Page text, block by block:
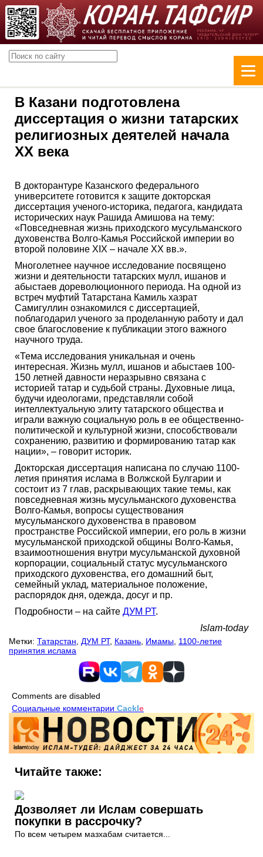
В Казани подготовлена
диссертация о жизни татарских
религиозных деятелей начала
XX века
В докторантуре Казанского федерального
университете готовится к защите докторская
диссертация ученого-историка, педагога, кандидата
исторических наук Рашида Амишова на тему:
«Повседневная жизнь приходского мусульманского
духовенства Волго-Камья Российской империи во
второй половине XIX – начале XX вв.».
Многолетнее научное исследование посвящено
жизни и деятельности татарских мулл, ишанов и
абыстаев дореволюционного периода. На одной из
встреч муфтий Татарстана Камиль хазрат
Самигуллин ознакомился с диссертацией,
поблагодарил ученого за проделанную работу и дал
свое благословение к публикации этого важного
научного труда.
«Тема исследования уникальная и очень
интересная. Жизнь мулл, ишанов и абыстаев 100-
150 летней давности неразрывно связана с
историей татар и судьбой страны. Духовные лица,
будучи идеологами, представляли собой
интеллектуальную элиту татарского общества и
играли важную социальную роль в ее общественно-
политической и культурной жизни, способствовали
сохранению, развитию и формированию татар как
нации», – говорит историк.
Докторская диссертация написана по случаю 1100-
летия принятия ислама в Волжской Булгарии и
состоит из 7 глав, раскрывающих такие темы, как
повседневная жизнь мусульманского духовенства
Волго-Камья, вопросы существования
мусульманского духовенства в правовом
пространстве Российской империи, его роль в жизни
мусульманской приходской общины Волго-Камья,
взаимоотношения внутри мусульманской духовной
корпорации, социальный статус мусульманского
приходского духовенства, его домашний быт,
семейный уклад, материальное положение,
распорядок дня, одежда, досуг и пр.
Подробности – на сайте ДУМ РТ.
Islam-today
Метки: Татарстан ДУМ РТ, Казань Имамы 1100-летие
принятия ислама
Comments are disabled
Социальные комментарии Cackle
Читайте также:
Дозволяет ли Ислам совершать
покупки в рассрочку?
По всем четырем мазхабам считается...